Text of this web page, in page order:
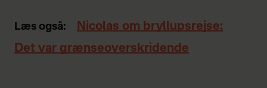
Læs også:
Nicolas om bryllupsrejse:
Det var grænseoverskridende